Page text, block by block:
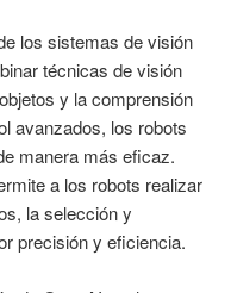
los sistemas de visión
técnicas de visión
y la comprensión
avanzados, los robots
manera más eficaz.
a los robots realizar
la selección y
precisión y eficiencia.